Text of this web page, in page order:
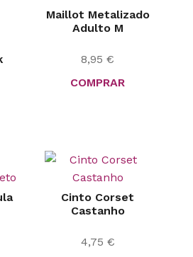
Maillot Metalizado
Adulto M
8,95 €
COMPRAR
Cinto Corset
Castanho
4,75 €